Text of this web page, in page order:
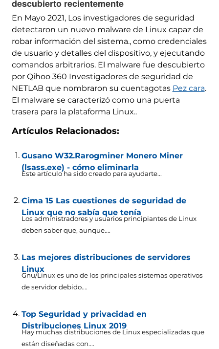
descubierto recientemente
En Mayo 2021, Los investigadores de seguridad
detectaron un nuevo malware de Linux capaz de
robar información del sistema., como credenciales
de usuario y detalles del dispositivo, y ejecutando
comandos arbitrarios. El malware fue descubierto
por Qihoo 360 Investigadores de seguridad de
NETLAB que nombraron su cuentagotas Pez cara.
El malware se caracterizó como una puerta
trasera para la plataforma Linux..
Artículos Relacionados:
Gusano W32.Rarogminer Monero Miner
(lsass.exe) - cómo eliminarla
Este artículo ha sido creado para ayudarte...
Cima 15 Las cuestiones de seguridad de
Linux que no sabía que tenía
Los administradores y usuarios principiantes de Linux
deben saber que, aunque....
Las mejores distribuciones de servidores
Linux
Gnu/Linux es uno de los principales sistemas operativos
de servidor debido....
Top Seguridad y privacidad en
Distribuciones Linux 2019
Hay muchas distribuciones de Linux especializadas que
están diseñadas con....